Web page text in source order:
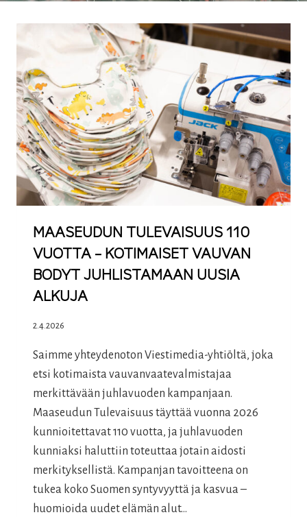
MAASEUDUN TULEVAISUUS 110
VUOTTA – KOTIMAISET VAUVAN
BODYT JUHLISTAMAAN UUSIA
ALKUJA
2.4.2026
Saimme yhteydenoton Viestimedia-yhtiöltä, joka
etsi kotimaista vauvanvaatevalmistajaa
merkittävään juhlavuoden kampanjaan.
Maaseudun Tulevaisuus täyttää vuonna 2026
kunnioitettavat 110 vuotta, ja juhlavuoden
kunniaksi haluttiin toteuttaa jotain aidosti
merkityksellistä. Kampanjan tavoitteena on
tukea koko Suomen syntyvyyttä ja kasvua –
huomioida uudet elämän alut…